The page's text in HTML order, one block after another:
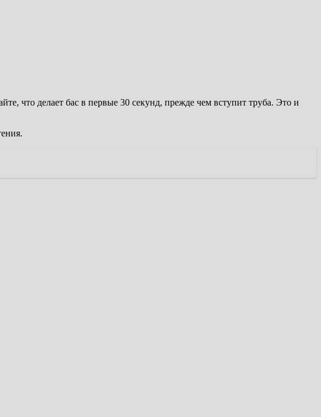
что делает бас в первые 30 секунд, прежде чем вступит труба. Это и